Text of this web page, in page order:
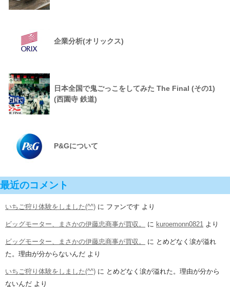
企業分析(オリックス)
日本全国で鬼ごっこをしてみた The Final (その1)
(西園寺 鉄道)
P&Gについて
最近のコメント
いちご狩り体験をしました(^^) に ファンです より
ビッグモーター、まさかの伊藤忠商事が買収。 に kuroemonn0821 より
ビッグモーター、まさかの伊藤忠商事が買収。 に とめどなく涙が溢れ
た。理由が分からないんだ より
いちご狩り体験をしました(^^) に とめどなく涙が溢れた。理由が分から
ないんだ より